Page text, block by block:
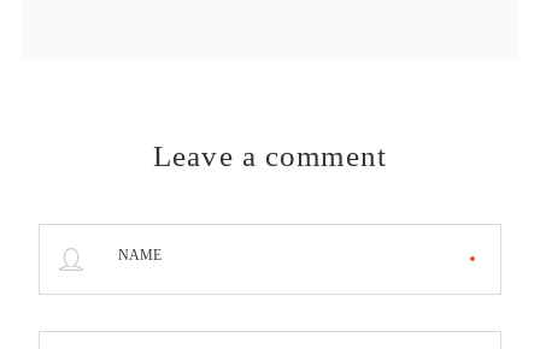
Leave a comment
NAME